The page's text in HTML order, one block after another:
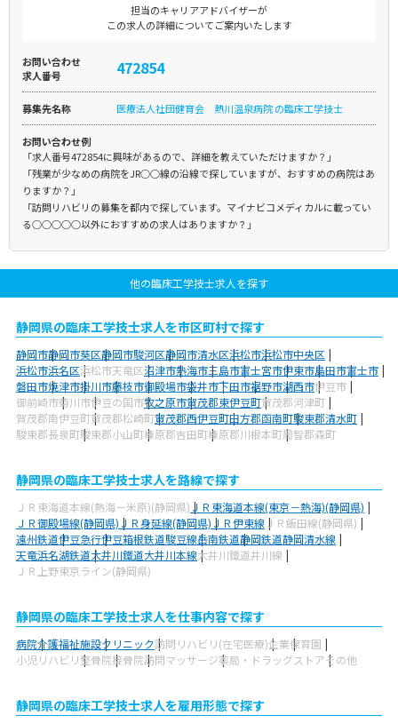
担当のキャリアアドバイザーが
この求人の詳細についてご案内いたします
お問い合わせ
求人番号
472854
募集先名称 医療法人社団健育会 熱川温泉病院 の臨床工学技士
お問い合わせ例
「求人番号472854に興味があるので、詳細を教えていただけますか？」
「残業が少なめの病院をJR○○線の沿線で探していますが、おすすめの病院はあ
りますか？」
「訪問リハビリの募集を都内で探しています。マイナビコメディカルに載ってい
る○○○○○以外におすすめの求人はありますか？」
他の臨床工学技士求人を探す
静岡県の臨床工学技士求人を市区町村で探す
静岡市静岡市葵区静岡市駿河区静岡市清水区浜松市浜松市中央区
浜松市浜名区浜松市天竜区沼津市熱海市三島市富士宮市伊東市島田市富士市
磐田市焼津市掛川市藤枝市御殿場市袋井市下田市裾野市湖西市伊豆市
御前崎市菊川市伊豆の国市牧之原市賀茂郡東伊豆町賀茂郡河津町
賀茂郡南伊豆町賀茂郡松崎町賀茂郡西伊豆町田方郡函南町駿東郡清水町
駿東郡長泉町駿東郡小山町榛原郡吉田町榛原郡川根本町周智郡森町
静岡県の臨床工学技士求人を路線で探す
ＪＲ東海道本線(熱海－米原)(静岡県)ＪＲ東海道本線(東京－熱海)(静岡県)
ＪＲ御殿場線(静岡県)ＪＲ身延線(静岡県)ＪＲ伊東線 ＪＲ飯田線(静岡県)
遠州鉄道伊豆急行伊豆箱根鉄道駿豆線岳南鉄道静岡鉄道静岡清水線
天竜浜名湖鉄道大井川鐵道大井川本線大井川鐵道井川線
ＪＲ上野東京ライン(静岡県)
静岡県の臨床工学技士求人を仕事内容で探す
病院介護福祉施設クリニック訪問リハビリ(在宅医療)企業保育園
小児リハビリ整骨院接骨院訪問マッサージ薬局・ドラッグストアその他
静岡県の臨床工学技士求人を雇用形態で探す